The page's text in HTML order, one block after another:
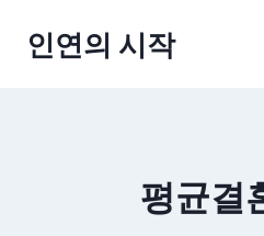
인연의 시작
평균결